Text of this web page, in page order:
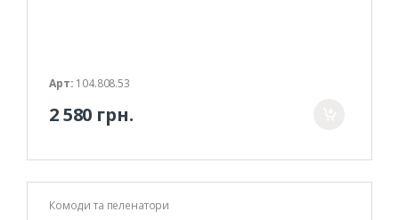
Арт: 104.808.53
2 580 грн.
Комоди та пеленатори